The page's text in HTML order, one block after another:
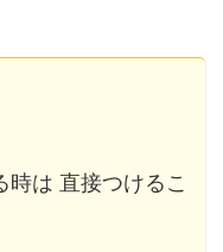
は 直接つけるこ